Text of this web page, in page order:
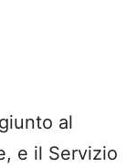
al
e il Servizio